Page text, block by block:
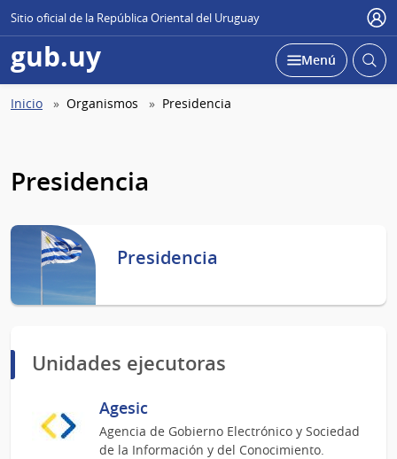
Sitio oficial de la República Oriental del Uruguay
gub.uy Abierta
Desplegar
Menú Abrir
Ruta
Inicio Organismos Presidencia
Presidencia
Presidencia
Unidades ejecutoras
Agesic
Agencia de Gobierno Electrónico y Sociedad
de la Información y del Conocimiento.